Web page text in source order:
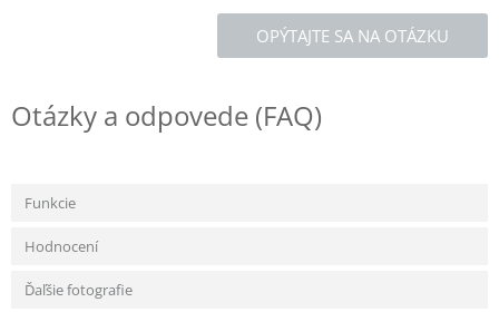
OPÝTAJTE SA NA OTÁZKU
Otázky a odpovede (FAQ)
Funkcie
Hodnocení
Ďaľšie fotografie